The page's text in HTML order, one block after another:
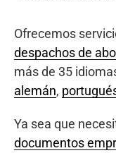
Ofrecemos
despachos de
más de 35
alemán,
Ya sea que
documentos